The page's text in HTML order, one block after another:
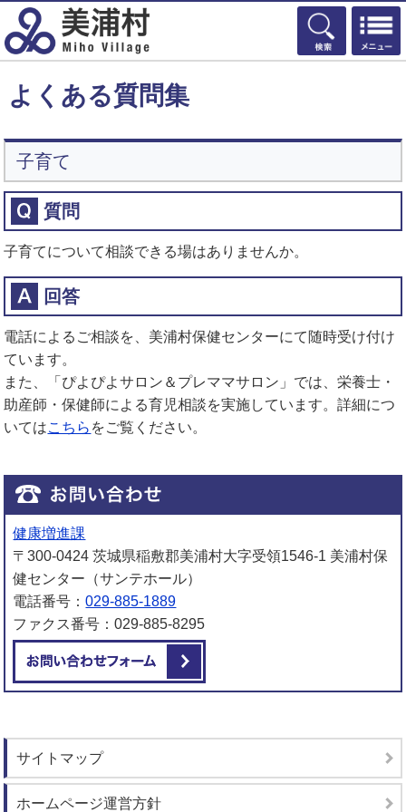
検索
よくある質問集
子育て
質問
子育てについて相談できる場はありませんか。
回答
電話によるご相談を、美浦村保健センターにて随時受け付け
ています。
また、「ぴよぴよサロン＆プレママサロン」では、栄養士・
助産師・保健師による育児相談を実施しています。詳細につ
いてはこちら をご覧ください。
健康増進課
〒300-0424 茨城県稲敷郡美浦村大字受領1546-1 美浦村保
健センター（サンテホール）
電話番号：029-885-1889
ファクス番号：029-885-8295
サイトマップ
ホームページ運営方針